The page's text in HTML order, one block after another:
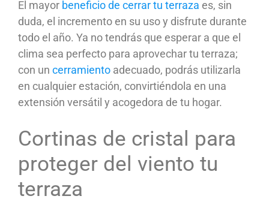
El mayor beneficio de cerrar tu terraza es, sin
duda, el incremento en su uso y disfrute durante
todo el año. Ya no tendrás que esperar a que el
clima sea perfecto para aprovechar tu terraza;
con un cerramiento adecuado, podrás utilizarla
en cualquier estación, convirtiéndola en una
extensión versátil y acogedora de tu hogar.
Cortinas de cristal para
proteger del viento tu
terraza